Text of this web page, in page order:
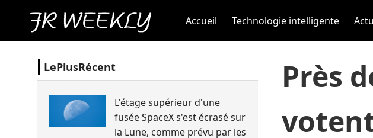
Accueil Technologie intelligente
LePlusRécent
L'étage supérieur d'une
fusée SpaceX s'est écrasé sur
la Lune, comme prévu par les
Près